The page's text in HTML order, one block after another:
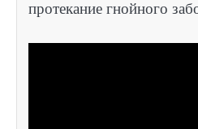
протекание гнойного